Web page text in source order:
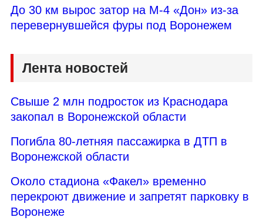
До 30 км вырос затор на М-4 «Дон» из-за
перевернувшейся фуры под Воронежем
Лента новостей
Свыше 2 млн подросток из Краснодара
закопал в Воронежской области
Погибла 80-летняя пассажирка в ДТП в
Воронежской области
Около стадиона «Факел» временно
перекроют движение и запретят парковку в
Воронеже